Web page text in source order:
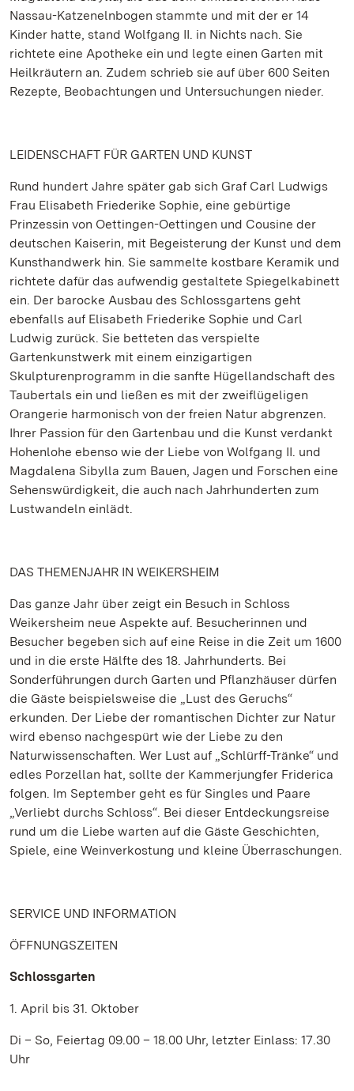
Nassau-Katzenelnbogen stammte und mit der er 14
Kinder hatte, stand Wolfgang II. in Nichts nach. Sie
richtete eine Apotheke ein und legte einen Garten mit
Heilkräutern an. Zudem schrieb sie auf über 600 Seiten
Rezepte, Beobachtungen und Untersuchungen nieder.
LEIDENSCHAFT FÜR GARTEN UND KUNST
Rund hundert Jahre später gab sich Graf Carl Ludwigs
Frau Elisabeth Friederike Sophie, eine gebürtige
Prinzessin von Oettingen-Oettingen und Cousine der
deutschen Kaiserin, mit Begeisterung der Kunst und dem
Kunsthandwerk hin. Sie sammelte kostbare Keramik und
richtete dafür das aufwendig gestaltete Spiegelkabinett
ein. Der barocke Ausbau des Schlossgartens geht
ebenfalls auf Elisabeth Friederike Sophie und Carl
Ludwig zurück. Sie betteten das verspielte
Gartenkunstwerk mit einem einzigartigen
Skulpturenprogramm in die sanfte Hügellandschaft des
Taubertals ein und ließen es mit der zweiflügeligen
Orangerie harmonisch von der freien Natur abgrenzen.
Ihrer Passion für den Gartenbau und die Kunst verdankt
Hohenlohe ebenso wie der Liebe von Wolfgang II. und
Magdalena Sibylla zum Bauen, Jagen und Forschen eine
Sehenswürdigkeit, die auch nach Jahrhunderten zum
Lustwandeln einlädt.
DAS THEMENJAHR IN WEIKERSHEIM
Das ganze Jahr über zeigt ein Besuch in Schloss
Weikersheim neue Aspekte auf. Besucherinnen und
Besucher begeben sich auf eine Reise in die Zeit um 1600
und in die erste Hälfte des 18. Jahrhunderts. Bei
Sonderführungen durch Garten und Pflanzhäuser dürfen
die Gäste beispielsweise die „Lust des Geruchs“
erkunden. Der Liebe der romantischen Dichter zur Natur
wird ebenso nachgespürt wie der Liebe zu den
Naturwissenschaften. Wer Lust auf „Schlürff-Tränke“ und
edles Porzellan hat, sollte der Kammerjungfer Friderica
folgen. Im September geht es für Singles und Paare
„Verliebt durchs Schloss“. Bei dieser Entdeckungsreise
rund um die Liebe warten auf die Gäste Geschichten,
Spiele, eine Weinverkostung und kleine Überraschungen.
SERVICE UND INFORMATION
ÖFFNUNGSZEITEN
Schlossgarten
1. April bis 31. Oktober
Di – So, Feiertag 09.00 – 18.00 Uhr, letzter Einlass: 17.30
Uhr